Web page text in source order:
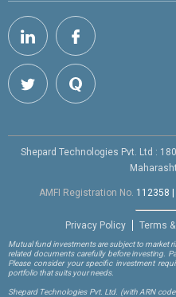
Shepard Technologies Pvt. Ltd :
AMFI Registration No. 112358
Privacy Policy Terms
Mutual fund investments are subject to market
related documents carefully before investing.
Please consider your specific investment
portfolio that suits your needs.
Shepard Technologies Pvt. Ltd. (with ARN